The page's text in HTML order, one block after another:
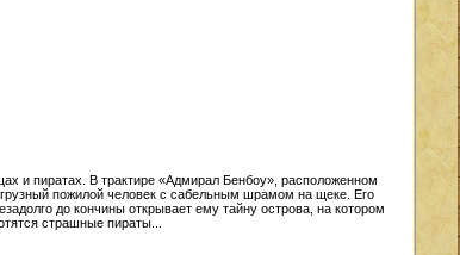
и пиратах. В трактире «Адмирал Бенбоу», расположенном
пожилой человек с сабельным шрамом на щеке. Его
до кончины открывает ему тайну острова, на котором
страшные пираты...